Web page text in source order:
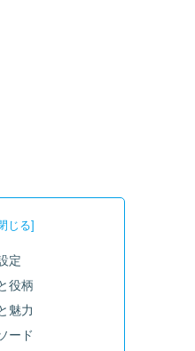
定
役柄
魅力
ード